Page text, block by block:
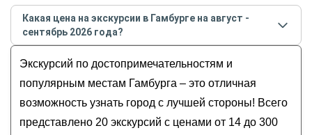
Обзорные
История и архитектура
Музеи и искусство
Гастрономические
Для детей
Самые популярные экскурсиив Гамбургев
августе - сентябре 2026года:
Влюбиться в Гамбург за один день!
Мой любимый Гамбург: от центра до окраин
Свидание с Гамбургом каждый день
Личное свидание с Гамбургом
Какая цена на экскурсии в Гамбурге на август -
сентябрь 2026 года?
сентябрь 2026года от 14до 300 EUR
Экскурсий по достопримечательностям и
популярным местам Гамбурга – это отличная
возможность узнать город с лучшей стороны! Всего
представлено 20 экскурсий с ценами от 14 до 300